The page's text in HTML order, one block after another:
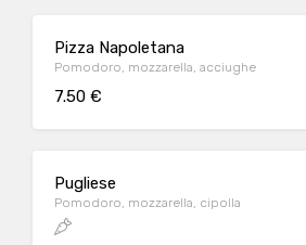
Pizza Napoletana
Pomodoro, mozzarella, acciughe
7.50 €
Pugliese
Pomodoro, mozzarella, cipolla